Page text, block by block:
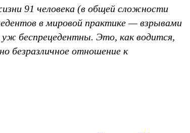
91 человека (в общей сложности
в мировой практике — взрывами
беспрецедентны. Это, как водится,
безразличное отношение к